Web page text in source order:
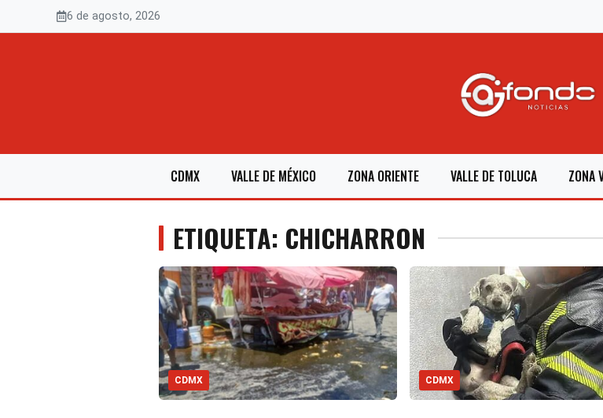
6 de agosto, 2026
CDMX VALLE DE MÉXICO ZONA ORIENTE VALLE DE TOLUCA ZONA
ETIQUETA: CHICHARRON
CDMX CDMX